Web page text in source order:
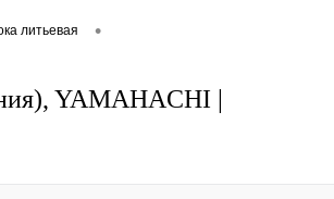
литьевая •
YAMAHACHI |